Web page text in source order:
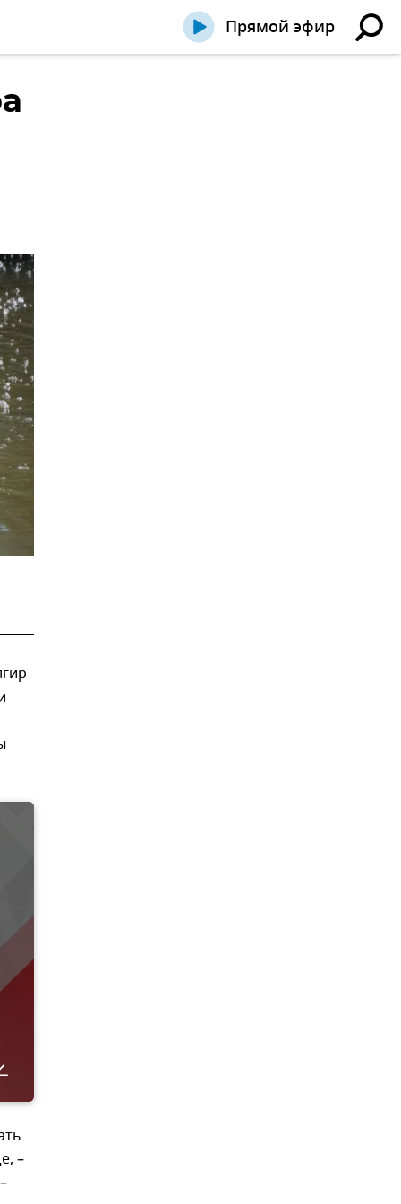
Прямой эфир
–